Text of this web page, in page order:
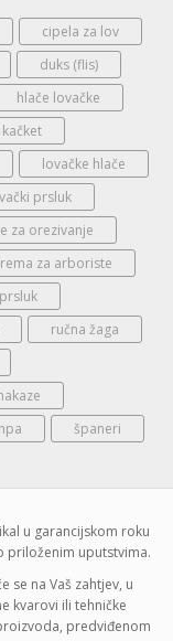
cipela za lov
duks (flis)
hlače lovačke
kačket
lovačke hlače
prsluk
za orezivanje
za arboriste
prsluk
ručna žaga
španeri
u garancijskom roku
uputstvima.
se na Vaš zahtjev, u
kvarovi ili tehničke
predviđenom